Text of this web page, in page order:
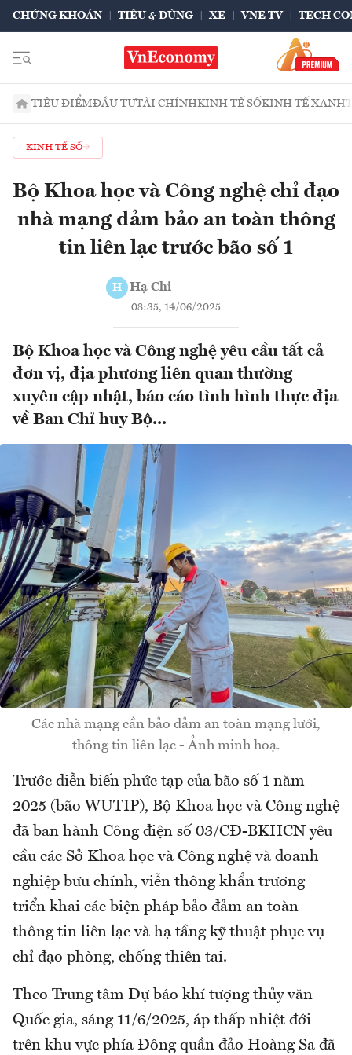
CHỨNG KHOÁN TIÊU & DÙNG XE VNE TV TECH
TIÊU ĐIỂMĐẦU TƯTÀI CHÍNHKINH TẾ SỐKINH TẾ XANH
KINH TẾ SỐ
Bộ Khoa học và Công nghệ chỉ đạo
nhà mạng đảm bảo an toàn thông
tin liên lạc trước bão số 1
H Hạ Chi
08:35, 14/06/2025
Bộ Khoa học và Công nghệ yêu cầu tất cả
đơn vị, địa phương liên quan thường
xuyên cập nhật, báo cáo tình hình thực địa
về Ban Chỉ huy Bộ...
Các nhà mạng cần bảo đảm an toàn mạng lưới,
thông tin liên lạc - Ảnh minh hoạ.
Trước diễn biến phức tạp của bão số 1 năm
2025 (bão WUTIP), Bộ Khoa học và Công nghệ
đã ban hành Công điện số 03/CĐ-BKHCN yêu
cầu các Sở Khoa học và Công nghệ và doanh
nghiệp bưu chính, viễn thông khẩn trương
triển khai các biện pháp bảo đảm an toàn
thông tin liên lạc và hạ tầng kỹ thuật phục vụ
chỉ đạo phòng, chống thiên tai.
Theo Trung tâm Dự báo khí tượng thủy văn
Quốc gia, sáng 11/6/2025, áp thấp nhiệt đới
trên khu vực phía Đông quần đảo Hoàng Sa đã